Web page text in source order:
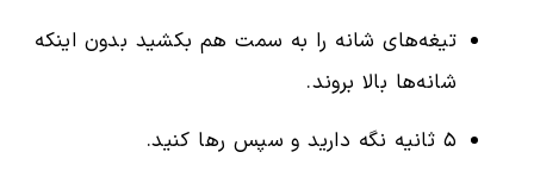
تیغه‌های شانه را به سمت هم بکشید بدون اینکه
شانه‌ها بالا بروند.
۵ ثانیه نگه دارید و سپس رها کنید.